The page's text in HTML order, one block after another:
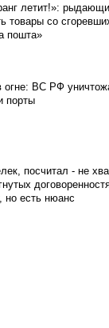
летит!»:
товары со
пошта»
огне: ВС РФ
порты
посчитал - не
но есть нюанс